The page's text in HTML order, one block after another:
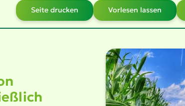
Seite drucken Vorlesen lassen